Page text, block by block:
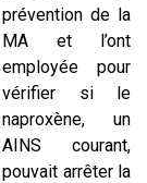
prévention de la
MA et l’ont
employée pour
vérifier si le
naproxène, un
AINS courant,
pouvait arrêter la